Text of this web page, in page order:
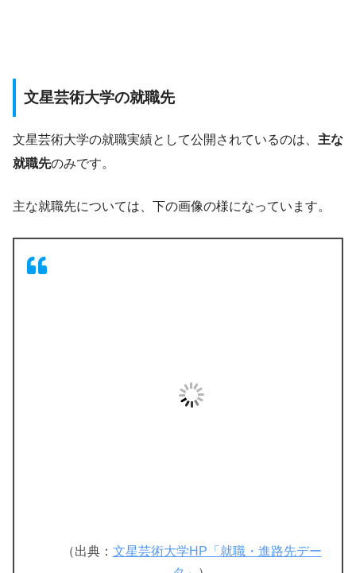
文星芸術大学の就職先
文星芸術大学の就職実績として公開されているのは、 主な
就職先のみです。
主な就職先については、下の画像の様になっています。
（出典： 文星芸術大学HP「就職・進路先デー